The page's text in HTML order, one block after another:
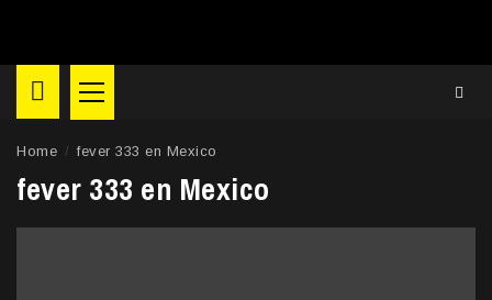
Primary
Menu
Home fever 333 en Mexico
fever 333 en Mexico